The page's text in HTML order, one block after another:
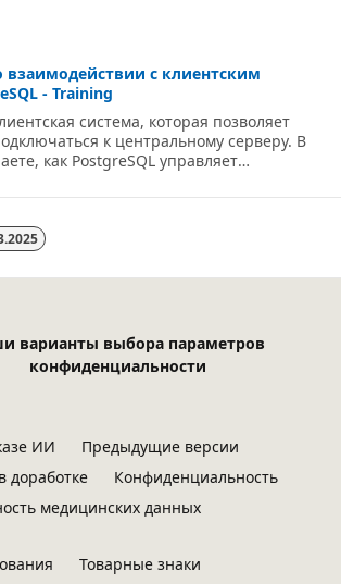
с клиентским
- Training
система, которая позволяет
к центральному серверу. В
как PostgreSQL управляет
клиентскими средствами PostgreSQL.
варианты выбора параметров
конфиденциальности
ИИ
Предыдущие версии
доработке
Конфиденциальность
медицинских данных
Товарные знаки